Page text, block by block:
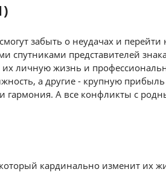
забыть о неудачах и
представителей
их личную жизнь и
а другие - крупную прибыль
гармония. А все конфликты с
кардинально изменит их